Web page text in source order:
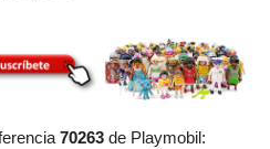
70263 de Playmobil: